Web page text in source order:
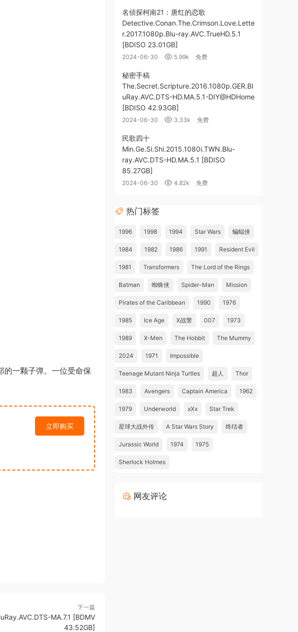
一颗子弹。一位受命保
立即购买
下一篇
MA.7.1 [BDMV
43.52GB]
名侦探柯南21：唐红的恋歌
Detective.Conan.The.Crimson.Love.Lette
r.2017.1080p.Blu-ray.AVC.TrueHD.5.1
[BDISO 23.01GB]
2024-06-30 5.99k 免费
秘密手稿
The.Secret.Scripture.2016.1080p.GER.Bl
uRay.AVC.DTS-HD.MA.5.1-DIY@HDHome
[BDISO 42.93GB]
2024-06-30 3.33k 免费
民歌四十
Min.Ge.Si.Shi.2015.1080i.TWN.Blu-
ray.AVC.DTS-HD.MA.5.1 [BDISO
85.27GB]
2024-06-30 4.82k 免费
热门标签
1996 1998 1994 Star Wars 蝙蝠侠
1984 1982 1986 1991 Resident Evil
1981 Transformers The Lord of the Rings
Batman 蜘蛛侠 Spider-Man Mission
Pirates of the Caribbean 1990 1976
1985 Ice Age X战警 007 1973
1989 X-Men The Hobbit The Mummy
2024 1971 Impossible
Teenage Mutant Ninja Turtles 超人 Thor
1983 Avengers Captain America 1962
1979 Underworld xXx Star Trek
星球大战外传 A Star Wars Story 终结者
Jurassic World 1974 1975
Sherlock Holmes
网友评论